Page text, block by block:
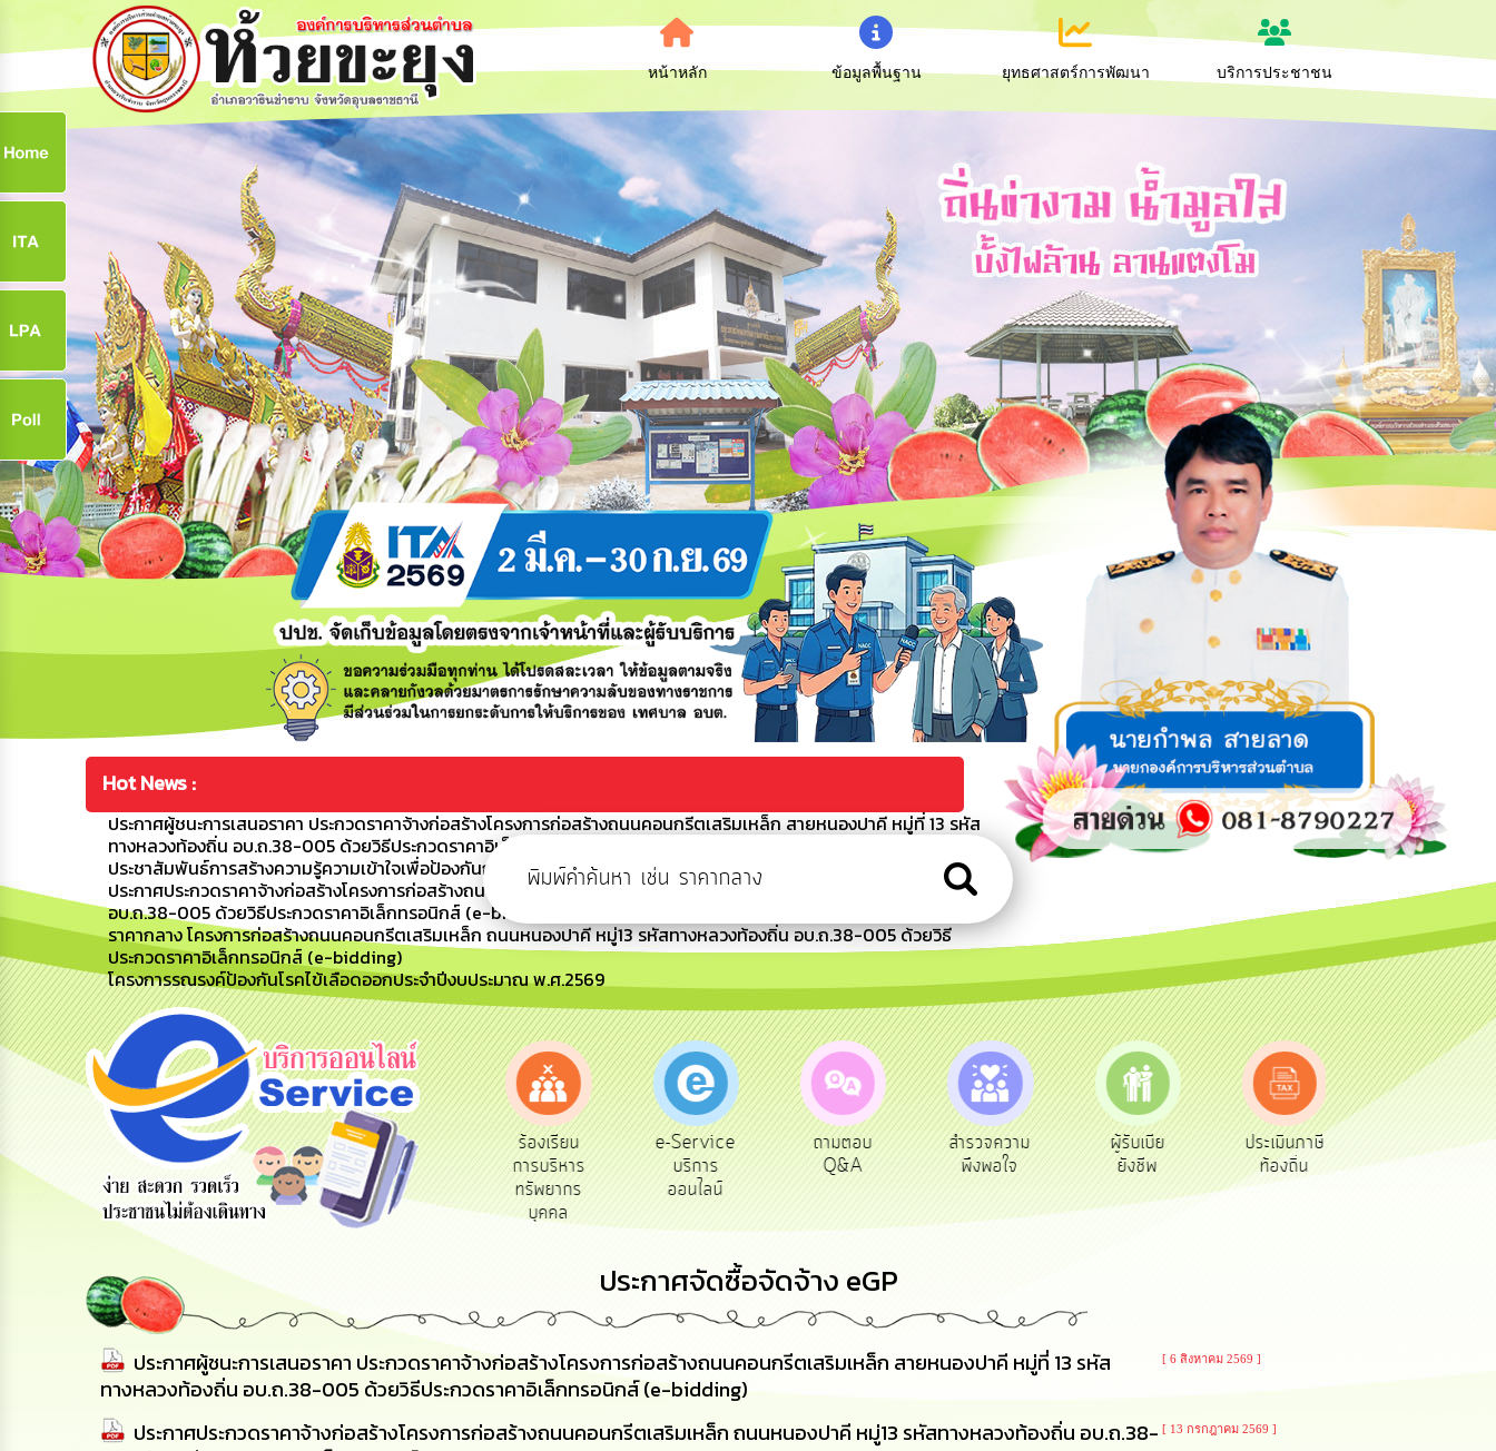
หน้าหลัก ข้อมูลพื้นฐาน ยุทธศาสตร์การพัฒนา บริการประชาชน
Hot News :
ประกาศผู้ชนะการเสนอราคา ประกวดราคาจ้างก่อสร้างโครงการก่อสร้างถนนคอนกรีตเสริมเหล็ก สายหนองปาคี หมู่ที่ 13 รหัส
ทางหลวงท้องถิ่น อบ.ถ.38-005 ด้วยวิธีประกวดราคาอิเล็กทรอนิกส์ (e-bidding)
ประชาสัมพันธ์การสร้างความรู้ความเข้าใจเพื่อป้องกันการหลอกลวงทางออนไลน์ (Scammer)
ประกาศประกวดราคาจ้างก่อสร้างโครงการก่อสร้างถนนคอนกรีตเสริมเหล็ก ถนนหนองปาคี หมู่13 รหัสทางหลวงท้องถิ่น
อบ.ถ.38-005 ด้วยวิธีประกวดราคาอิเล็กทรอนิกส์ (e-bidding)
ราคากลาง โครงการก่อสร้างถนนคอนกรีตเสริมเหล็ก ถนนหนองปาคี หมู่13 รหัสทางหลวงท้องถิ่น อบ.ถ.38-005 ด้วยวิธี
ประกวดราคาอิเล็กทรอนิกส์ (e-bidding)
โครงการรณรงค์ป้องกันโรคไข้เลือดออกประจำปีงบประมาณ พ.ศ.2569
รับฟังความ
คิดเห็น
ประชาชน
ร้องเรียน
ร้องทุกข์
ร้องเรียน
การทุจริต
ร้องเรียน
การบริหาร
ทรัพยากร
บุคคล
e-Service
บริการ
ออนไลน์
ถามตอบ
Q&A
สำรวจความ
พึงพอใจ
ผู้รับเบีย
ยังชีพ
ประเมินภาษี
ท้องถิ่น
ทะเบียน
พาณิชย์
ประกาศจัดซื้อจัดจ้าง eGP
ประกาศผู้ชนะการเสนอราคา ประกวดราคาจ้างก่อสร้างโครงการก่อสร้างถนนคอนกรีตเสริมเหล็ก สายหนองปาคี หมู่ที่ 13 รหัส
ทางหลวงท้องถิ่น อบ.ถ.38-005 ด้วยวิธีประกวดราคาอิเล็กทรอนิกส์ (e-bidding)
[ 6 สิงหาคม 2569 ]
ประกาศประกวดราคาจ้างก่อสร้างโครงการก่อสร้างถนนคอนกรีตเสริมเหล็ก ถนนหนองปาคี หมู่13 รหัสทางหลวงท้องถิ่น อบ.ถ.38- [ 13 กรกฎาคม 2569 ]